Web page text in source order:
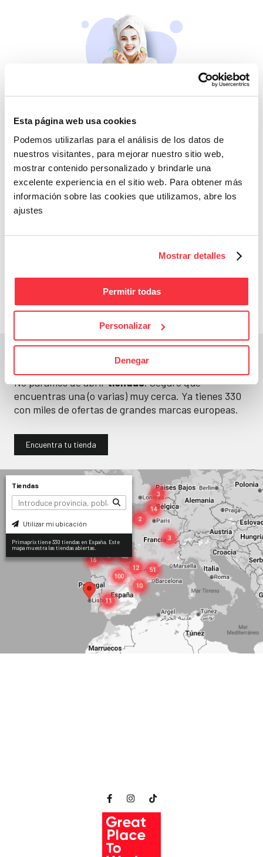
Esta página web usa cookies
Podemos utilizarlas para el análisis de los datos de
nuestros visitantes, para mejorar nuestro sitio web,
mostrar contenido personalizado y brindarle una
excelente experiencia en el sitio web. Para obtener más
información sobre las cookies que utilizamos, abre los
ajustes
Mostrar detalles
Permitir todas
Personalizar
Denegar
Cazaofertas
En un segundo, la encuentras.
No paramos de abrirtiendas. Seguro que
encuentras una (o varias) muy cerca. Ya tienes 330
con miles de ofertas de grandes marcas europeas.
Encuentra tu tienda
Tiendas
Utilizar mi ubicación
Primaprix tiene 330 tiendas en España. Este
mapa muestra las tiendas abiertas.